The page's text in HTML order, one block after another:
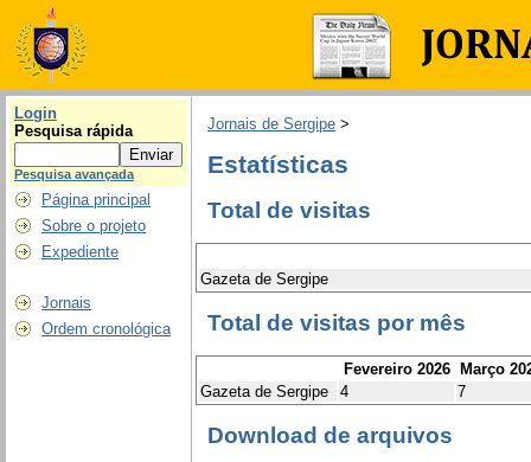
Login
Pesquisa rápida
Pesquisa avançada
Página principal
Sobre o projeto
Expediente
Jornais
Ordem cronológica
Jornais de Sergipe >
Estatísticas
Total de visitas
Gazeta de Sergipe
Total de visitas por mês
Fevereiro 2026 Março
Gazeta de Sergipe
4 7
Download de arquivos